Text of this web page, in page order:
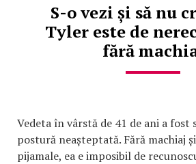
S-o vezi și să nu
Tyler este de
fără
Vedeta în vârstă de 41 de ani a
postură neașteptată. Fără machiaj
pijamale, ea e imposibil de